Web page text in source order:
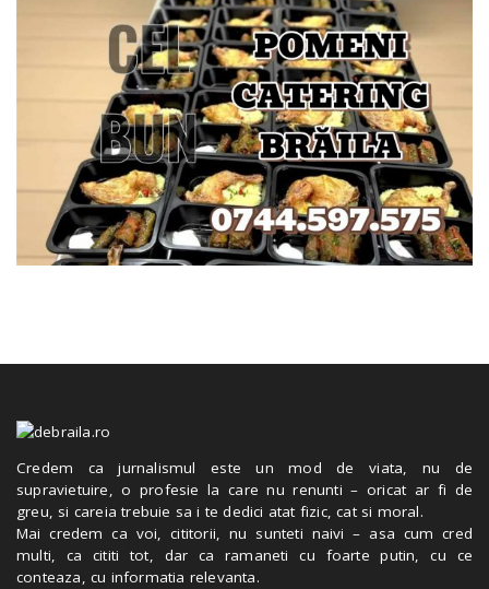
Credem ca jurnalismul este un mod de viata, nu de
supravietuire, o profesie la care nu renunti – oricat ar fi de
greu, si careia trebuie sa i te dedici atat fizic, cat si moral.
Mai credem ca voi, cititorii, nu sunteti naivi – asa cum cred
multi, ca cititi tot, dar ca ramaneti cu foarte putin, cu ce
conteaza, cu informatia relevanta.